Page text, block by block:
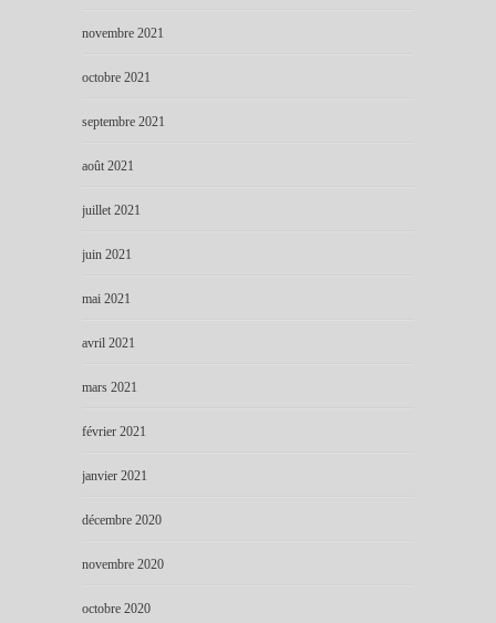
novembre 2021
octobre 2021
septembre 2021
août 2021
juillet 2021
juin 2021
mai 2021
avril 2021
mars 2021
février 2021
janvier 2021
décembre 2020
novembre 2020
octobre 2020